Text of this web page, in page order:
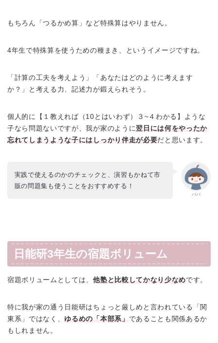
もちろん「つるかめ算」など特殊算はやりません。
4年生で特殊算を使うための種まき、というイメージですね。
「計算の工夫を考えよう」「あなたはどのように考えます
か？」と考える力、記述力が鍛えられそう。
個人的に【１教えれば（10とはいわず）３~４わかる】ような
子なら問題ないですが、我が家のように翌日には何をやったか
忘れてしまうような子にはしっかり伴走が必要だと思います。
パパ
実践で使えるのかのチェックと、演習もかねて市
販の問題集も使うことをおすすめする！
日能研3年生の宿題ボリューム
宿題ボリュームとしては、他塾と比較してかなり少なめです。
特に我が家の通う日能研はちょっと厳しめと言われている「関
東系」ではなく、 ゆるめの「本部系」 であることも関係あるか
もしれません。